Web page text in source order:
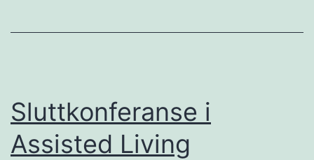
Sluttkonferanse i
Assisted Living